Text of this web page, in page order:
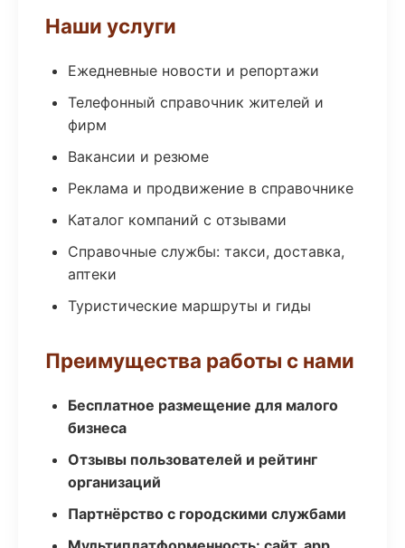
Наши услуги
Ежедневные новости и репортажи
Телефонный справочник жителей и
фирм
Вакансии и резюме
Реклама и продвижение в справочнике
Каталог компаний с отзывами
Справочные службы: такси, доставка,
аптеки
Туристические маршруты и гиды
Преимущества работы с нами
Бесплатное размещение для малого
бизнеса
Отзывы пользователей и рейтинг
организаций
Партнёрство с городскими службами